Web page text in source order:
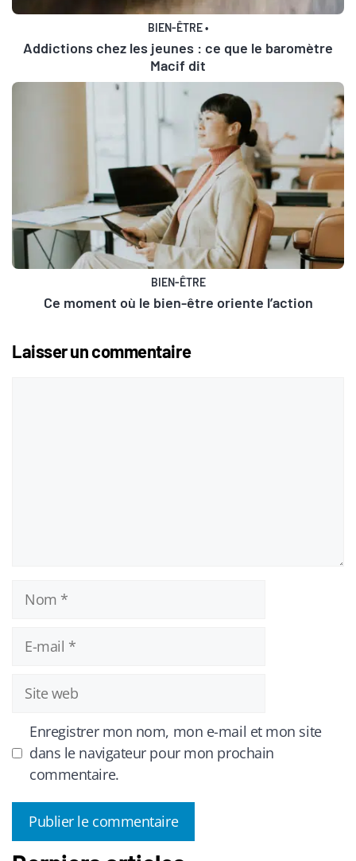
BIEN-ÊTRE•
Addictions chez les jeunes : ce que le baromètre
Macif dit
BIEN-ÊTRE
Ce moment où le bien-être oriente l’action
Laisser un commentaire
mail
Site
web
Enregistrer mon nom, mon e-mail et mon site
dans le navigateur pour mon prochain
commentaire.